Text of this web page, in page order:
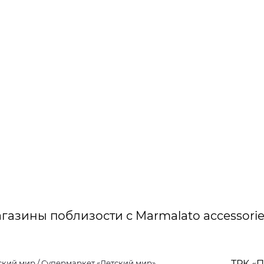
поблизости с Marmalato